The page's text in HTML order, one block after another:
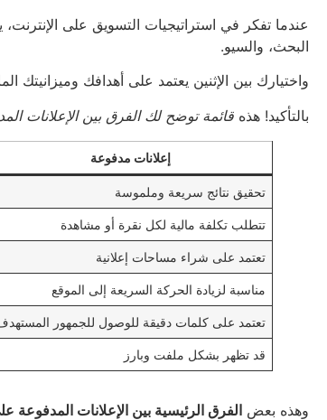
عندما تفكر في استراتيجيات التسويق على
البحث، والسيو.
واختيارك بين الإثنين يعتمد على أهدافك وميزانيتك
بالتأكيد! هذه قائمة توضح لك الفرق بين الإعلانات
إعلانات مدفوعة
تحقيق نتائج سريعة وملموسة
تتطلب تكلفة مالية لكل نقرة أو مشاهدة
تعتمد على شراء مساحات إعلانية
مناسبة لزيادة الحركة السريعة إلى الموقع
تعتمد على كلمات دقيقة للوصول للجمهور
قد تظهر بشكل ملفت وبارز
وهذه بعض الفرق الرئيسية بين الإعلانات